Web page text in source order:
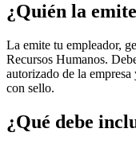
¿Quién la
La emite tu empleador,
Recursos Humanos.
autorizado de la
con sello.
¿Qué debe